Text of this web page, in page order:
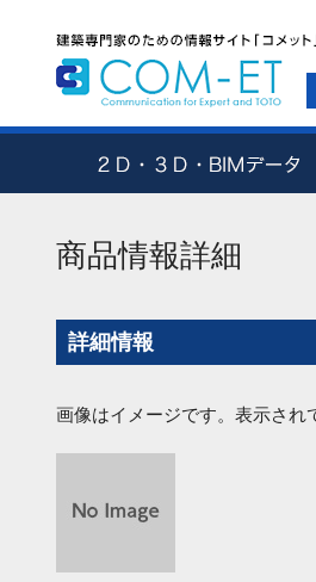
商品情報詳細
詳細情報
画像はイメージです。表示され